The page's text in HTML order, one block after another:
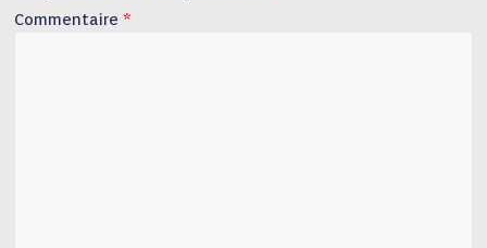
Commentaire *